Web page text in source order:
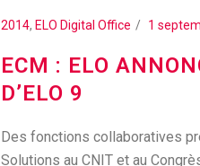
2014, ELO Digital Office 1
ECM : ELO
D’ELO 9
Des fonctions collaboratives
Solutions au CNIT et au